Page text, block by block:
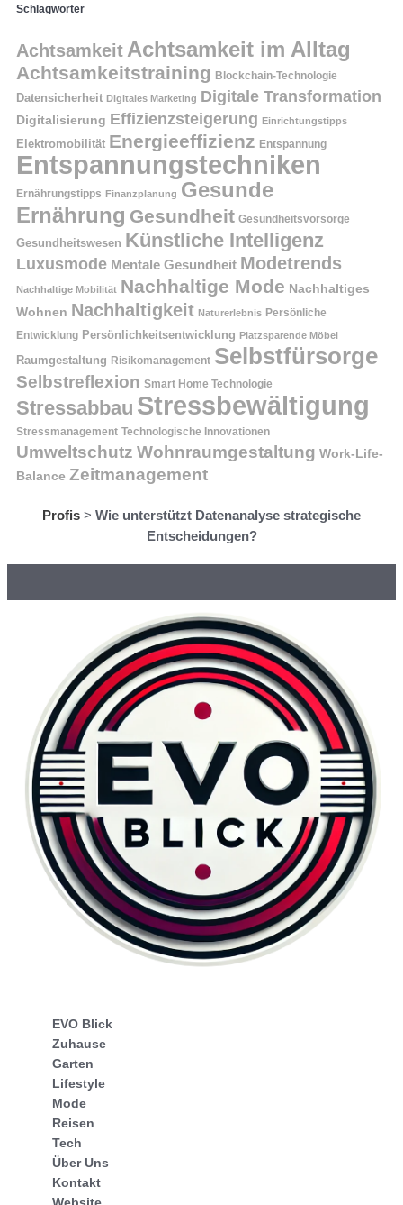
Schlagwörter
Achtsamkeit Achtsamkeit im Alltag
Achtsamkeitstraining Blockchain-Technologie
Datensicherheit Digitales Marketing Digitale Transformation
Digitalisierung Effizienzsteigerung Einrichtungstipps
Elektromobilität Energieeffizienz Entspannung
Entspannungstechniken
Ernährungstipps Finanzplanung Gesunde
Ernährung Gesundheit Gesundheitsvorsorge
Gesundheitswesen Künstliche Intelligenz
Luxusmode Mentale Gesundheit Modetrends
Nachhaltige Mobilität Nachhaltige Mode Nachhaltiges
Wohnen Nachhaltigkeit Naturerlebnis Persönliche
Entwicklung Persönlichkeitsentwicklung Platzsparende Möbel
Raumgestaltung Risikomanagement Selbstfürsorge
Selbstreflexion Smart Home Technologie
Stressabbau Stressbewältigung
Stressmanagement Technologische Innovationen
Umweltschutz Wohnraumgestaltung Work-Life-
Balance Zeitmanagement
Profis > Wie unterstützt Datenanalyse strategische
Entscheidungen?
EVO Blick
Zuhause
Garten
Lifestyle
Mode
Reisen
Tech
Über Uns
Kontakt